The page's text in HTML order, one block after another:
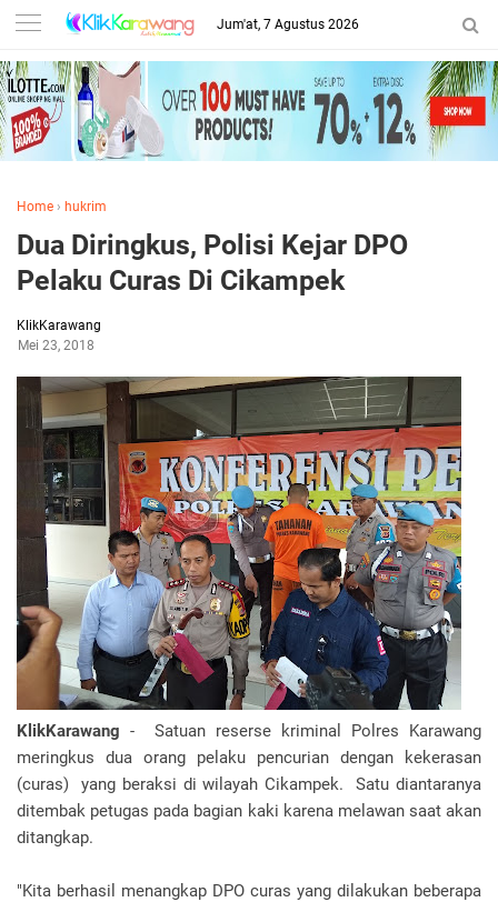
Jum'at, 7 Agustus 2026
Home › hukrim
Dua Diringkus, Polisi Kejar DPO
Pelaku Curas Di Cikampek
KlikKarawang
Mei 23, 2018
KlikKarawang - Satuan reserse kriminal Polres Karawang
meringkus dua orang pelaku pencurian dengan kekerasan
(curas) yang beraksi di wilayah Cikampek. Satu diantaranya
ditembak petugas pada bagian kaki karena melawan saat akan
ditangkap.
"Kita berhasil menangkap DPO curas yang dilakukan beberapa